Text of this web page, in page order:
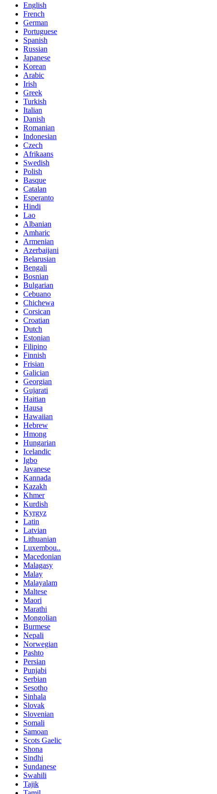
English
French
German
Portuguese
Spanish
Russian
Japanese
Korean
Arabic
Irish
Greek
Turkish
Italian
Danish
Romanian
Indonesian
Czech
Afrikaans
Swedish
Polish
Basque
Catalan
Esperanto
Hindi
Lao
Albanian
Amharic
Armenian
Azerbaijani
Belarusian
Bengali
Bosnian
Bulgarian
Cebuano
Chichewa
Corsican
Croatian
Dutch
Estonian
Filipino
Finnish
Frisian
Galician
Georgian
Gujarati
Haitian
Hausa
Hawaiian
Hebrew
Hmong
Hungarian
Icelandic
Igbo
Javanese
Kannada
Kazakh
Khmer
Kurdish
Kyrgyz
Latin
Latvian
Lithuanian
Luxembou..
Macedonian
Malagasy
Malay
Malayalam
Maltese
Maori
Marathi
Mongolian
Burmese
Nepali
Norwegian
Pashto
Persian
Punjabi
Serbian
Sesotho
Sinhala
Slovak
Slovenian
Somali
Samoan
Scots Gaelic
Shona
Sindhi
Sundanese
Swahili
Tajik